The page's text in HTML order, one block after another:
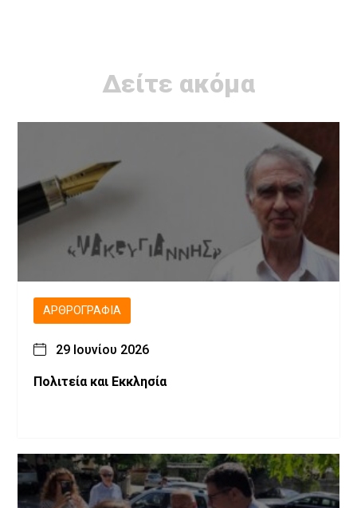
Δείτε ακόμα
ΑΡΘΡΟΓΡΑΦΊΑ
29 Ιουνίου 2026
Πολιτεία και Εκκλησία